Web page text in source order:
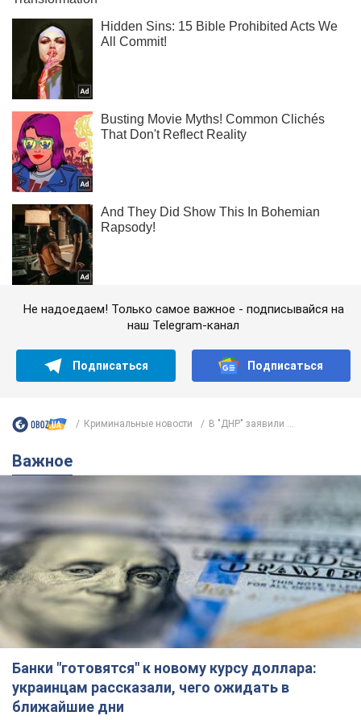
Не надоедаем! Только самое важное - подписывайся на
наш Telegram-канал
Подписаться Подписаться
Криминальные новости В "ДНР" заявили ...
Важное
Банки "готовятся" к новому курсу доллара:
украинцам рассказали, чего ожидать в
ближайшие дни